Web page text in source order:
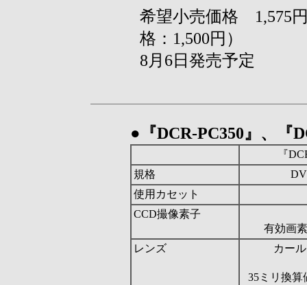
希望小売価格 1,575
格：1,500円）
8月6日発売予定
●『DCR-PC350』、『
『
規格
使用カセット
CCD撮像素子
有効画
レンズ
カー
35ミリ換算